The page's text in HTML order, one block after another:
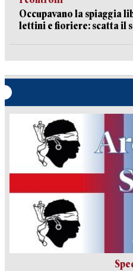
Occupavano la spiaggia
lettini e fioriere: scatta il